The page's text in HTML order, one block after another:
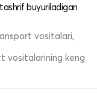
buyuriladigan
vositalari,
vositalarining keng